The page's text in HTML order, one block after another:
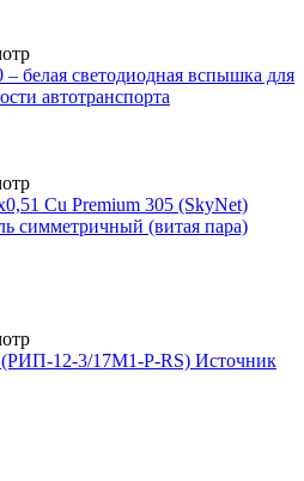
белая светодиодная вспышка для
автотранспорта
Cu Premium 305 (SkyNet)
симметричный (витая пара)
12-3/17М1-Р-RS) Источник